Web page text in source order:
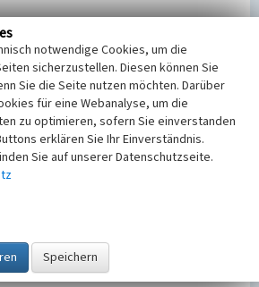
für Denkmalpflege
1920er Jahre
notwendige Cookies, um die
sicherzustellen. Diesen können Sie
Sie die Seite nutzen möchten. Darüber
für eine Webanalyse, um die
zu optimieren, sofern Sie einverstanden
erklären Sie Ihr Einverständnis.
Sie auf unserer Datenschutzseite.